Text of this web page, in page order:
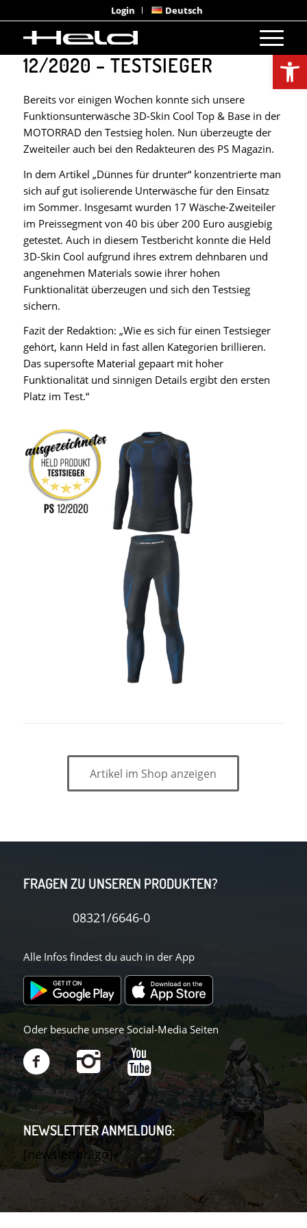
Login Deutsch
TEST HELD 3D-SKIN COOL – PS
12/2020 – TESTSIEGER
Bereits vor einigen Wochen konnte sich unsere
Funktionsunterwäsche 3D-Skin Cool Top & Base in der
MOTORRAD den Testsieg holen. Nun überzeugte der
Zweiteiler auch bei den Redakteuren des PS Magazin.
In dem Artikel „Dünnes für drunter“ konzentrierte man
sich auf gut isolierende Unterwäsche für den Einsatz
im Sommer. Insgesamt wurden 17 Wäsche-Zweiteiler
im Preissegment von 40 bis über 200 Euro ausgiebig
getestet. Auch in diesem Testbericht konnte die Held
3D-Skin Cool aufgrund ihres extrem dehnbaren und
angenehmen Materials sowie ihrer hohen
Funktionalität überzeugen und sich den Testsieg
sichern.
Fazit der Redaktion: „Wie es sich für einen Testsieger
gehört, kann Held in fast allen Kategorien brillieren.
Das supersofte Material gepaart mit hoher
Funktionalität und sinnigen Details ergibt den ersten
Platz im Test.“
Artikel im Shop anzeigen
FRAGEN ZU UNSEREN PRODUKTEN?
08321/6646-0
Alle Infos findest du auch in der App
Oder besuche unsere Social-Media Seiten
NEWSLETTER ANMELDUNG:
[newsletter2go]